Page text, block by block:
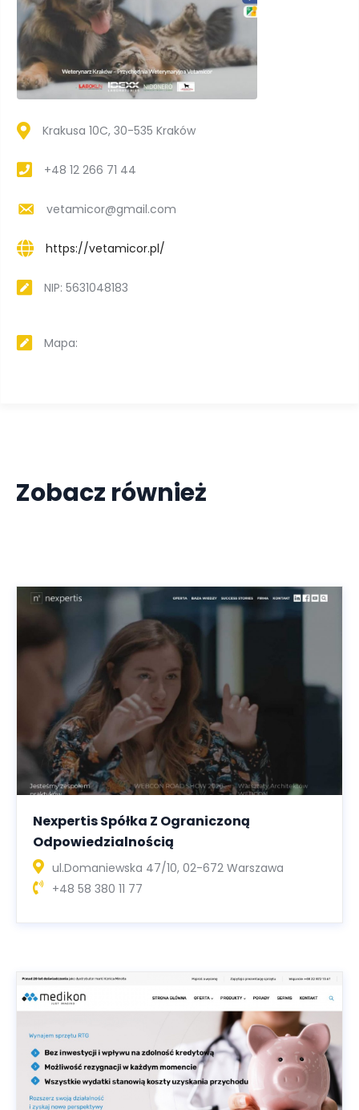
Krakusa 10C, 30-535 Kraków
+48 12 266 71 44
vetamicor@gmail.com
https://vetamicor.pl/
NIP: 5631048183
Mapa:
Zobacz również
Nexpertis Spółka Z Ograniczoną
Odpowiedzialnością
ul.Domaniewska 47/10, 02-672 Warszawa
+48 58 380 11 77